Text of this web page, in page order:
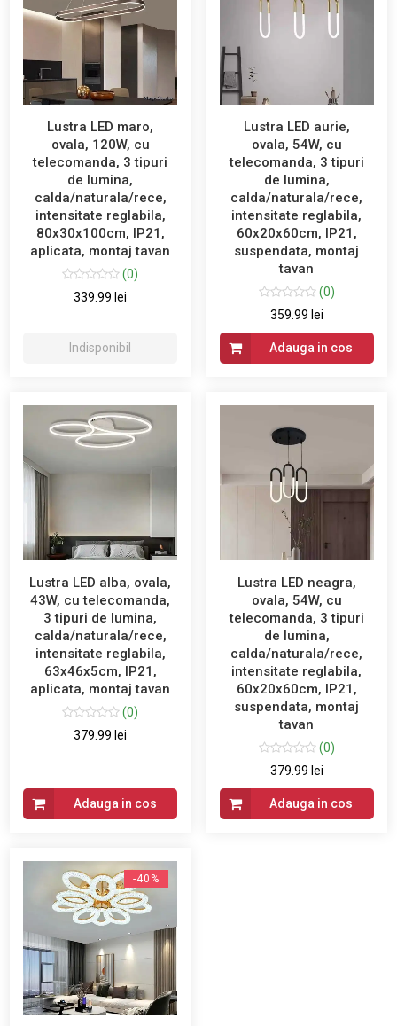
Lustra LED maro,
ovala, 120W, cu
telecomanda, 3 tipuri
de lumina,
calda/naturala/rece,
intensitate reglabila,
80x30x100cm, IP21,
aplicata, montaj tavan
(0)
339.99 lei
Indisponibil
Lustra LED aurie,
ovala, 54W, cu
telecomanda, 3 tipuri
de lumina,
calda/naturala/rece,
intensitate reglabila,
60x20x60cm, IP21,
suspendata, montaj
tavan
(0)
359.99 lei
Adauga in cos
Lustra LED alba, ovala,
43W, cu telecomanda,
3 tipuri de lumina,
calda/naturala/rece,
intensitate reglabila,
63x46x5cm, IP21,
aplicata, montaj tavan
(0)
379.99 lei
Adauga in cos
Lustra LED neagra,
ovala, 54W, cu
telecomanda, 3 tipuri
de lumina,
calda/naturala/rece,
intensitate reglabila,
60x20x60cm, IP21,
suspendata, montaj
tavan
(0)
379.99 lei
Adauga in cos
-40%